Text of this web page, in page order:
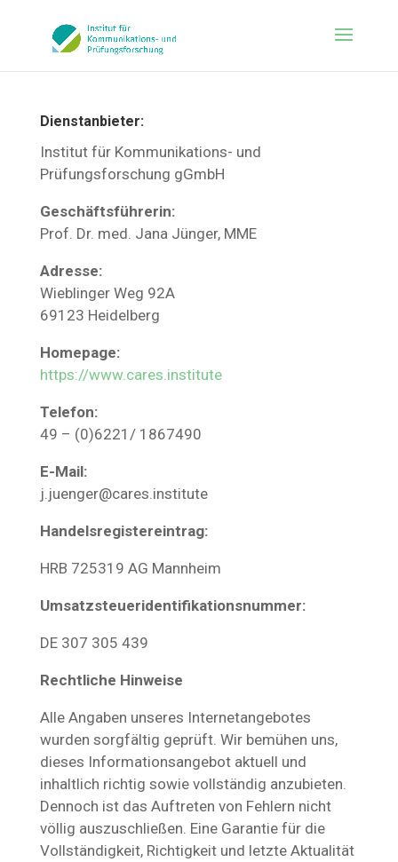
Dienstanbieter:
Institut für Kommunikations- und
Prüfungsforschung gGmbH
Geschäftsführerin:
Prof. Dr. med. Jana Jünger, MME
Adresse:
Wieblinger Weg 92A
69123 Heidelberg
Homepage:
https://www.cares.institute
Telefon:
49 – (0)6221/ 1867490
E-Mail:
j.juenger@cares.institute
Handelsregistereintrag:
HRB 725319 AG Mannheim
Umsatzsteueridentifikationsnummer:
DE 307 305 439
Rechtliche Hinweise
Alle Angaben unseres Internetangebotes
wurden sorgfältig geprüft. Wir bemühen uns,
dieses Informationsangebot aktuell und
inhaltlich richtig sowie vollständig anzubieten.
Dennoch ist das Auftreten von Fehlern nicht
völlig auszuschließen. Eine Garantie für die
Vollständigkeit, Richtigkeit und letzte Aktualität